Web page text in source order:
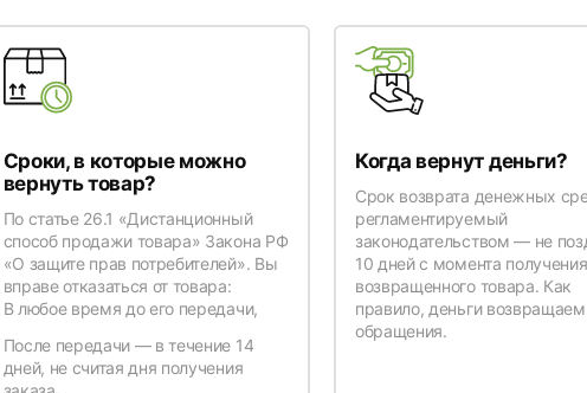
Сроки, в которые можно
вернуть товар?
По статье 26.1 «Дистанционный
способ продажи товара» Закона РФ
«О защите прав потребителей». Вы
вправе отказаться от товара:
В любое время до его передачи,
После передачи — в течение 14
дней, не считая дня получения
Когда вернут деньги?
Срок возврата денежных
регламентируемый
законодательством — не
10 дней с момента получения
возвращенного товара. Как
правило, деньги
обращения.